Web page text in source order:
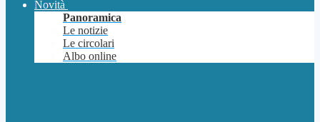
Novità
Panoramica
Le notizie
Le circolari
Albo online